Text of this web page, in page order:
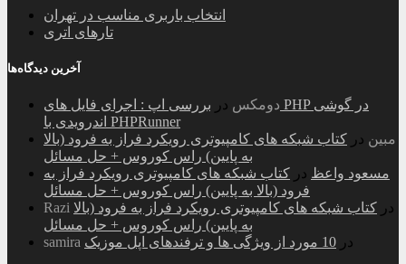
انتخاب باربری مناسب در تهران
تارهای اتری
آخرین دیدگاه‌ها
دومکس در بررسی اپ : اجرای فایل های PHP در گوشی
اندرویدی با PHPRunner
مبین در کتاب شبکه های کامپیوتری رویکرد فراز به فرود (بالا
به پایین) راس کوروس + حل مسائل
مسعود واعظ در کتاب شبکه های کامپیوتری رویکرد فراز به
فرود (بالا به پایین) راس کوروس + حل مسائل
Razi
در کتاب شبکه های کامپیوتری رویکرد فراز به فرود (بالا
به پایین) راس کوروس + حل مسائل
samira
در 10 مورد از ویژگی ها و ترفندهای اپل موزیک